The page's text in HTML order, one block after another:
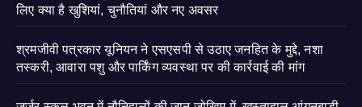
लिए क्या है खुशियां, चुनौतियां और नए अवसर
श्रमजीवी पत्रकार यूनियन ने एसएसपी से उठाए जनहित के मुद्दे, नशा
तस्करी, आवारा पशु और पार्किंग व्यवस्था पर की कार्रवाई की मांग